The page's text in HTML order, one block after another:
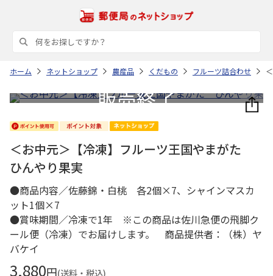
ホーム ネットショップ 農産品 くだもの フルーツ詰合わせ
＜お中元＞【冷凍】フルーツ王国やまがた
ひんやり果実
●商品内容／佐藤錦・白桃 各2個×7、シャインマスカ
ット1個×7
●賞味期間／冷凍で1年 ※この商品は佐川急便の飛脚ク
ール便（冷凍）でお届けします。 商品提供者：（株）ヤ
バケイ
3,880円(送料・税込)